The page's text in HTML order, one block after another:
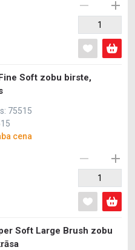
Soft zobu birste,
75515
cena
Soft Large Brush zobu